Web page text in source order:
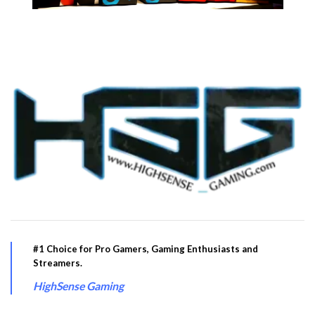
#1 Choice for Pro Gamers, Gaming Enthusiasts and
Streamers.
HighSense Gaming